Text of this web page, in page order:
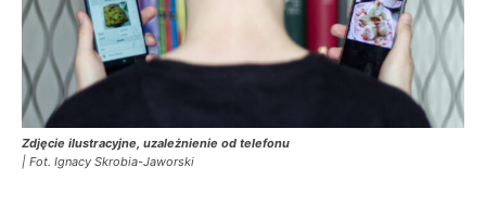
Zdjęcie ilustracyjne, uzależnienie od telefonu
| Fot. Ignacy Skrobia-Jaworski